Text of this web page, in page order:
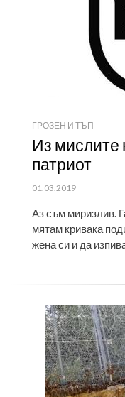
ГРОЗЕН И ТЪП
Из мислите
патриот
ПУБЛИКУВАНО
01.03.2019
Aз съм миризлив.
мятам кривака
жена си и да